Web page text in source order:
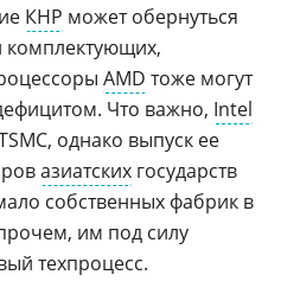
КНР может обернуться
комплектующих,
AMD тоже могут
Что важно, Intel
однако выпуск ее
азиатских государств
собственных фабрик в
им под силу
техпроцесс.